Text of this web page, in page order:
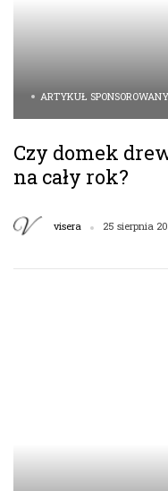
ARTYKUŁ SPONSOROWANY
Czy domek
na cały rok?
visera 25 sierpnia